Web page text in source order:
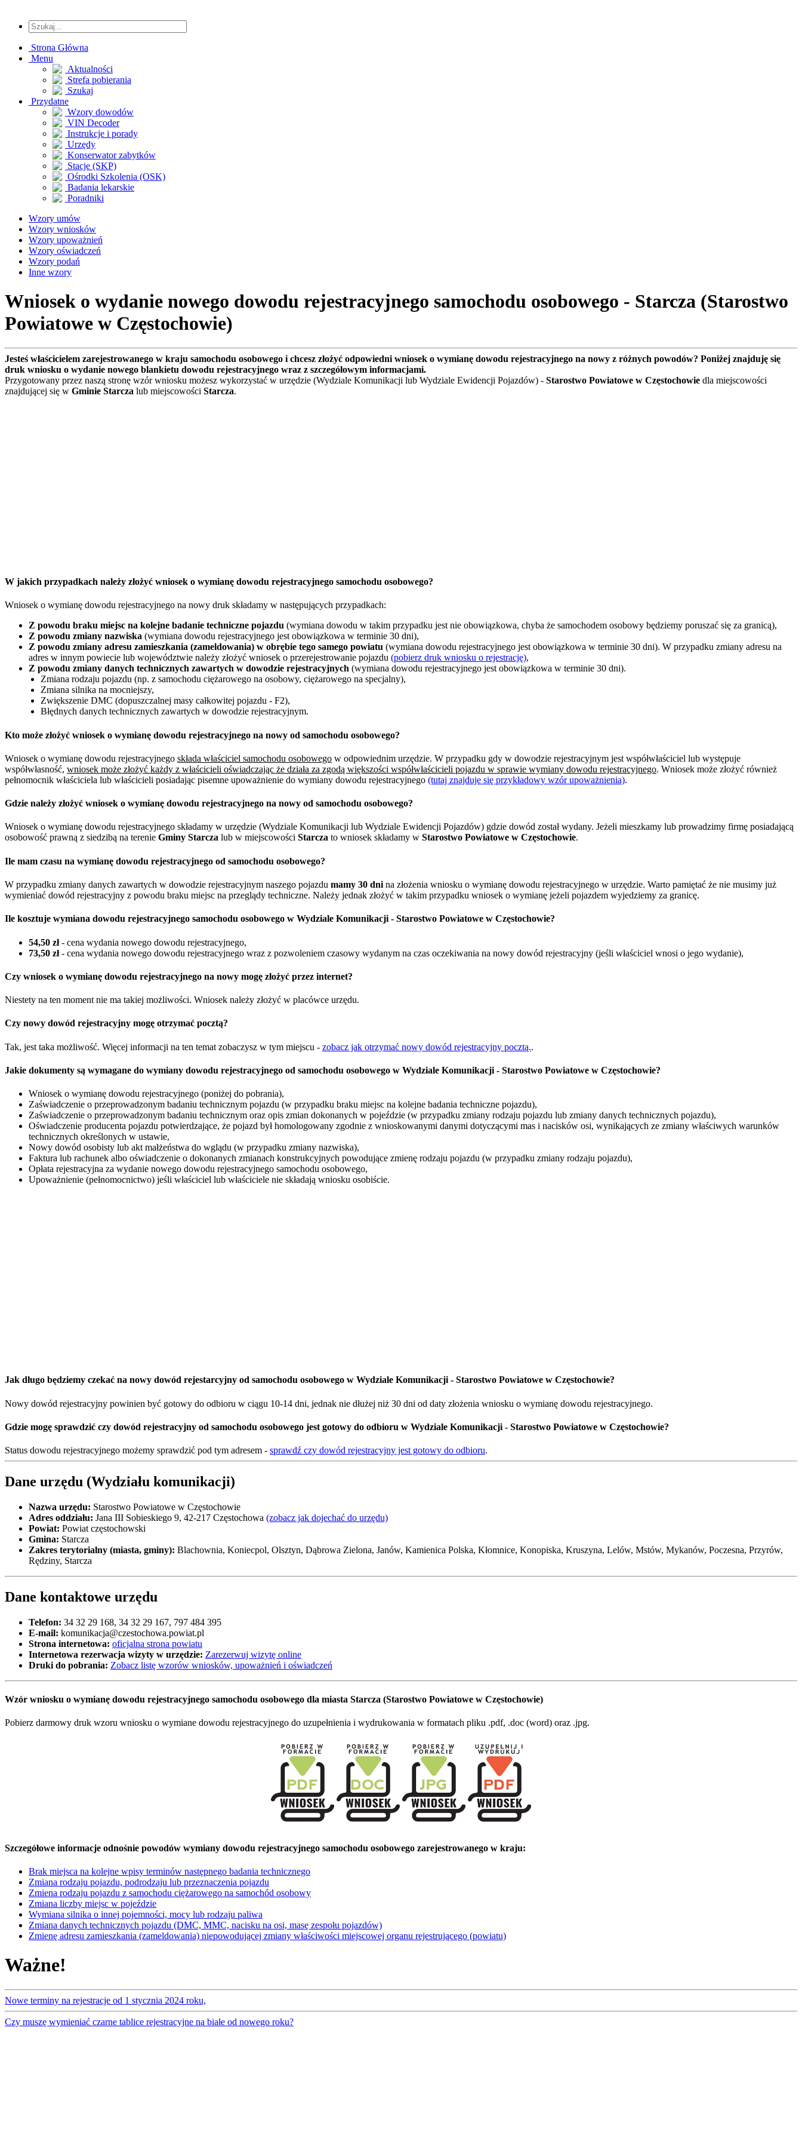
Strona Główna
Menu
Aktualności
Strefa pobierania
Szukaj
Przydatne
Wzory dowodów
VIN Decoder
Instrukcje i porady
Urzędy
Konserwator zabytków
Stacje (SKP)
Ośrodki Szkolenia (OSK)
Badania lekarskie
Poradniki
Wzory umów
Wzory wniosków
Wzory upoważnień
Wzory oświadczeń
Wzory podań
Inne wzory
Wniosek o wydanie nowego dowodu rejestracyjnego samochodu osobowego - Starcza (Starostwo
Powiatowe w Częstochowie)
Jesteś właścicielem zarejestrowanego w kraju samochodu osobowego i chcesz złożyć odpowiedni wniosek o wymianę dowodu rejestracyjnego na nowy z różnych powodów? Poniżej znajduję się
druk wniosku o wydanie nowego blankietu dowodu rejestracyjnego wraz z szczegółowym informacjami.
Przygotowany przez naszą stronę wzór wniosku możesz wykorzystać w urzędzie (Wydziale Komunikacji lub Wydziale Ewidencji Pojazdów) - Starostwo Powiatowe w Częstochowie dla miejscowości
znajdującej się w Gminie Starcza lub miejscowości Starcza.
W jakich przypadkach należy złożyć wniosek o wymianę dowodu rejestracyjnego samochodu osobowego?
Wniosek o wymianę dowodu rejestracyjnego na nowy druk składamy w następujących przypadkach:
Z powodu braku miejsc na kolejne badanie techniczne pojazdu (wymiana dowodu w takim przypadku jest nie obowiązkowa, chyba że samochodem osobowy będziemy poruszać się za granicą),
Z powodu zmiany nazwiska (wymiana dowodu rejestracyjnego jest obowiązkowa w terminie 30 dni),
Z powodu zmiany adresu zamieszkania (zameldowania) w obrębie tego samego powiatu (wymiana dowodu rejestracyjnego jest obowiązkowa w terminie 30 dni). W przypadku zmiany adresu na
adres w innym powiecie lub województwie należy złożyć wniosek o przerejestrowanie pojazdu (pobierz druk wniosku o rejestrację),
Z powodu zmiany danych technicznych zawartych w dowodzie rejestracyjnych (wymiana dowodu rejestracyjnego jest obowiązkowa w terminie 30 dni).
Zmiana rodzaju pojazdu (np. z samochodu ciężarowego na osobowy, ciężarowego na specjalny),
Zmiana silnika na mocniejszy,
Zwiększenie DMC (dopuszczalnej masy całkowitej pojazdu - F2),
Błędnych danych technicznych zawartych w dowodzie rejestracyjnym.
Kto może złożyć wniosek o wymianę dowodu rejestracyjnego na nowy od samochodu osobowego?
Wniosek o wymianę dowodu rejestracyjnego składa właściciel samochodu osobowego w odpowiednim urzędzie. W przypadku gdy w dowodzie rejestracyjnym jest współwłaściciel lub występuje
współwłasność, wniosek może złożyć każdy z właścicieli oświadczając że działa za zgodą większości współwłaścicieli pojazdu w sprawie wymiany dowodu rejestracyjnego. Wniosek może złożyć również
pełnomocnik właściciela lub właścicieli posiadając pisemne upoważnienie do wymiany dowodu rejestracyjnego (tutaj znajduje się przykładowy wzór upoważnienia).
Gdzie należy złożyć wniosek o wymianę dowodu rejestracyjnego na nowy od samochodu osobowego?
Wniosek o wymianę dowodu rejestracyjnego składamy w urzędzie (Wydziale Komunikacji lub Wydziale Ewidencji Pojazdów) gdzie dowód został wydany. Jeżeli mieszkamy lub prowadzimy firmę posiadającą
osobowość prawną z siedzibą na terenie Gminy Starcza lub w miejscowości Starcza to wniosek składamy w Starostwo Powiatowe w Częstochowie.
Ile mam czasu na wymianę dowodu rejestracyjnego od samochodu osobowego?
W przypadku zmiany danych zawartych w dowodzie rejestracyjnym naszego pojazdu mamy 30 dni na złożenia wniosku o wymianę dowodu rejestracyjnego w urzędzie. Warto pamiętać że nie musimy już
wymieniać dowód rejestracyjny z powodu braku miejsc na przeglądy techniczne. Należy jednak złożyć w takim przypadku wniosek o wymianę jeżeli pojazdem wyjedziemy za granicę.
Ile kosztuje wymiana dowodu rejestracyjnego samochodu osobowego w Wydziale Komunikacji - Starostwo Powiatowe w Częstochowie?
54,50 zł- cena wydania nowego dowodu rejestracyjnego,
73,50 zł- cena wydania nowego dowodu rejestracyjnego wraz z pozwoleniem czasowy wydanym na czas oczekiwania na nowy dowód rejestracyjny (jeśli właściciel wnosi o jego wydanie),
Czy wniosek o wymianę dowodu rejestracyjnego na nowy mogę złożyć przez internet?
Niestety na ten moment nie ma takiej możliwości. Wniosek należy złożyć w placówce urzędu.
Czy nowy dowód rejestracyjny mogę otrzymać pocztą?
Tak, jest taka możliwość. Więcej informacji na ten temat zobaczysz w tym miejscu - zobacz jak otrzymać nowy dowód rejestracyjny pocztą..
Jakie dokumenty są wymagane do wymiany dowodu rejestracyjnego od samochodu osobowego w Wydziale Komunikacji - Starostwo Powiatowe w Częstochowie?
Wniosek o wymianę dowodu rejestracyjnego (poniżej do pobrania),
Zaświadczenie o przeprowadzonym badaniu technicznym pojazdu (w przypadku braku miejsc na kolejne badania techniczne pojazdu),
Zaświadczenie o przeprowadzonym badaniu technicznym oraz opis zmian dokonanych w pojeździe (w przypadku zmiany rodzaju pojazdu lub zmiany danych technicznych pojazdu),
Oświadczenie producenta pojazdu potwierdzające, że pojazd był homologowany zgodnie z wnioskowanymi danymi dotyczącymi mas i nacisków osi, wynikających ze zmiany właściwych warunków
technicznych określonych w ustawie,
Nowy dowód osobisty lub akt małżeństwa do wglądu (w przypadku zmiany nazwiska),
Faktura lub rachunek albo oświadczenie o dokonanych zmianach konstrukcyjnych powodujące zmienę rodzaju pojazdu (w przypadku zmiany rodzaju pojazdu),
Opłata rejestracyjna za wydanie nowego dowodu rejestracyjnego samochodu osobowego,
Upoważnienie (pełnomocnictwo) jeśli właściciel lub właściciele nie składają wniosku osobiście.
Jak długo będziemy czekać na nowy dowód rejestarcyjny od samochodu osobowego w Wydziale Komunikacji - Starostwo Powiatowe w Częstochowie?
Nowy dowód rejestracyjny powinien być gotowy do odbioru w ciągu 10-14 dni, jednak nie dłużej niż 30 dni od daty złożenia wniosku o wymianę dowodu rejestracyjnego.
Gdzie mogę sprawdzić czy dowód rejestracyjny od samochodu osobowego jest gotowy do odbioru w Wydziale Komunikacji - Starostwo Powiatowe w Częstochowie?
Status dowodu rejestracyjnego możemy sprawdzić pod tym adresem - sprawdź czy dowód rejestracyjny jest gotowy do odbioru.
Dane urzędu (Wydziału komunikacji)
Nazwa urzędu: Starostwo Powiatowe w Częstochowie
Adres oddziału: Jana III Sobieskiego 9, 42-217 Częstochowa (zobacz jak dojechać do urzędu)
Powiat: Powiat częstochowski
Gmina: Starcza
Zakres terytorialny (miasta, gminy): Blachownia, Koniecpol, Olsztyn, Dąbrowa Zielona, Janów, Kamienica Polska, Kłomnice, Konopiska, Kruszyna, Lelów, Mstów, Mykanów, Poczesna, Przyrów,
Rędziny, Starcza
Dane kontaktowe urzędu
Telefon: 34 32 29 168, 34 32 29 167, 797 484 395
E-mail: komunikacja@czestochowa.powiat.pl
Strona internetowa: oficjalna strona powiatu
Internetowa rezerwacja wizyty w urzędzie: Zarezerwuj wizytę online
Druki do pobrania: Zobacz listę wzorów wniosków, upoważnień i oświadczeń
Wzór wniosku o wymianę dowodu rejestracyjnego samochodu osobowego dla miasta Starcza (Starostwo Powiatowe w Częstochowie)
Pobierz darmowy druk wzoru wniosku o wymiane dowodu rejestracyjnego do uzupełnienia i wydrukowania w formatach pliku .pdf, .doc (word) oraz .jpg.
Szczegółowe informacje odnośnie powodów wymiany dowodu rejestracyjnego samochodu osobowego zarejestrowanego w kraju:
Brak miejsca na kolejne wpisy terminów następnego badania technicznego
Zmiana rodzaju pojazdu, podrodzaju lub przeznaczenia pojazdu
Zmiena rodzaju pojazdu z samochodu ciężarowego na samochód osobowy
Zmiana liczby miejsc w pojeździe
Wymiana silnika o innej pojemności, mocy lub rodzaju paliwa
Zmiana danych technicznych pojazdu (DMC, MMC, nacisku na osi, masę zespołu pojazdów)
Zmienę adresu zamieszkania (zameldowania) niepowodującej zmiany właściwości miejscowej organu rejestrującego (powiatu)
Ważne!
Nowe terminy na rejestracje od 1 stycznia 2024 roku,
Czy muszę wymieniać czarne tablice rejestracyjne na białe od nowego roku?